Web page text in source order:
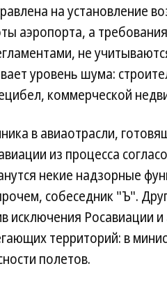
на установление
аэропорта, а
не
уровень шума:
коммерческой
в авиаотрасли,
из процесса
некие надзорные
собеседник "Ъ".
исключения Росавиации
территорий: в
полетов.